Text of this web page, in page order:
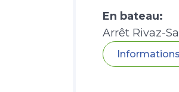
En bateau:
Arrêt Rivaz-
Informations